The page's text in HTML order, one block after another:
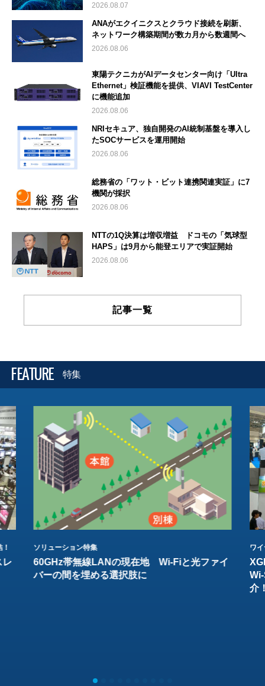
2026.08.07
ANAがエクイニクスとクラウド接続を刷新、
ネットワーク構築期間が数カ月から数週間へ
2026.08.06
東陽テクニカがAIデータセンター向け「Ultra
Ethernet」検証機能を提供、VIAVI TestCenter
に機能追加
2026.08.06
NRIセキュア、独自開発のAI統制基盤を導入し
たSOCサービスを運用開始
2026.08.06
総務省の「ワット・ビット連携関連実証」に7
機関が採択
2026.08.06
NTTの1Q決算は増収増益 ドコモの「気球型
HAPS」は9月から能登エリアで実証開始
2026.08.06
記事一覧
FEATURE 特集
レ
ソリューション特集
60GHz帯無線LANの現在地 Wi-Fiと光ファイ
バーの間を埋める選択肢に
ワ
介